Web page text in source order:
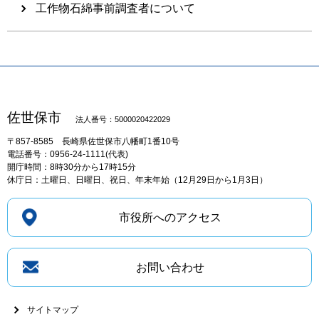
工作物石綿事前調査者について
佐世保市 法人番号：5000020422029
〒857-8585 長崎県佐世保市八幡町1番10号
電話番号：0956-24-1111(代表)
開庁時間：8時30分から17時15分
休庁日：土曜日、日曜日、祝日、年末年始（12月29日から1月3日）
市役所へのアクセス
お問い合わせ
サイトマップ